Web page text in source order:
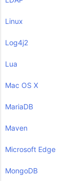
Linux
Log4j2
Lua
Mac OS X
MariaDB
Maven
Microsoft Edge
MongoDB